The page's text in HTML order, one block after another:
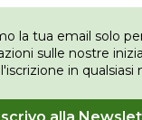
la tua email solo
sulle nostre
in